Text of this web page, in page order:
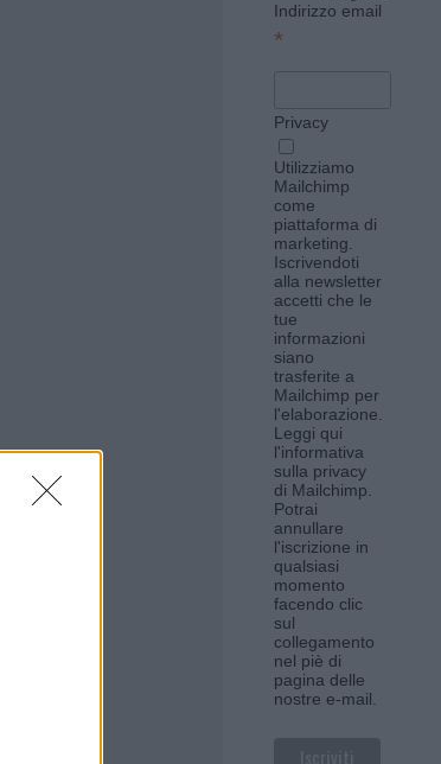
Indirizzo email
*
Privacy
Utilizziamo
Mailchimp
come
piattaforma di
marketing.
Iscrivendoti
alla newsletter
accetti che le
tue
informazioni
siano
trasferite a
Mailchimp per
l'elaborazione.
Leggi qui
l'informativa
sulla privacy
di Mailchimp.
Potrai
annullare
l'iscrizione in
qualsiasi
momento
facendo clic
sul
collegamento
nel piè di
pagina delle
nostre e-mail.